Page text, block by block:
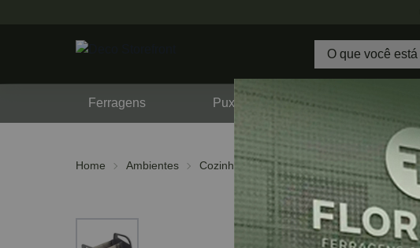
Ferragens Puxadores
Home Ambientes Cozinha Porta Temperos e Condimentos